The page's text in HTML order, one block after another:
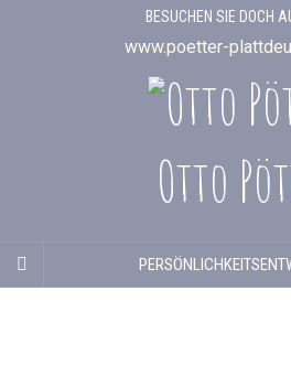
BESUCHEN SIE DOCH
www.poetter-
Otto